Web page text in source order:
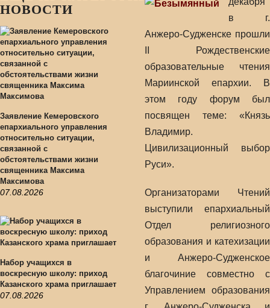
НОВОСТИ
Заявление Кемеровского
епархиального управления
относительно ситуации,
связанной с
обстоятельствами жизни
священника Максима
Максимова
07.08.2026
Набор учащихся в
воскресную школу: приход
Казанского храма приглашает
07.08.2026
в г.
Анжеро-Судженске прошли
II Рождественские
образовательные чтения
Мариинской епархии. В
этом году форум был
посвящен теме: «Князь
Владимир.
Цивилизационный выбор
Руси».
Организаторами Чтений
выступили епархиальный
Отдел религиозного
образования и катехизации
и Анжеро-Судженское
благочиние совместно с
Управлением образования